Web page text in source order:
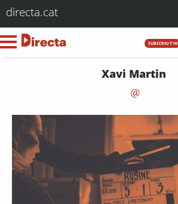
directa.cat
SUBSCRIU-T'HI
Xavi Martin